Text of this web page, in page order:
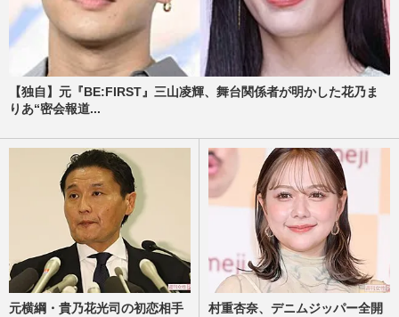
【独自】元『BE:FIRST』三山凌輝、舞台関係者が明かした花乃ま
りあ“密会報道...
元横綱・貴乃花光司の初恋相手
村重杏奈、デニムジッパー全開